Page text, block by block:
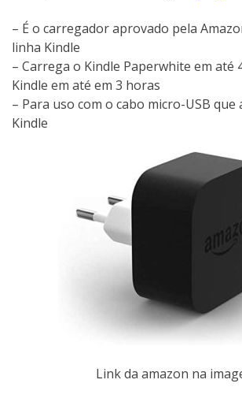
– É o carregador aprovado pela
linha Kindle
– Carrega o Kindle Paperwhite em até
Kindle em até em 3 horas
– Para uso com o cabo micro-USB que
Kindle
Link da amazon na